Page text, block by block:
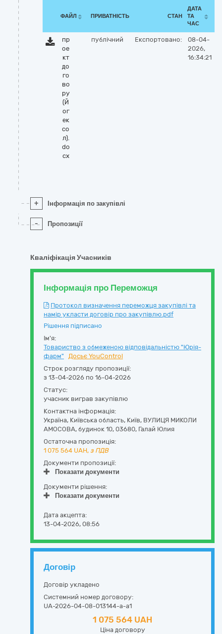
ФАЙЛ ПРИВАТНІСТЬ СТАН
ДАТА
ТА
ЧАС
пр
ое
кт
до
го
во
ру
(Й
ог
ек
со
л).
do
cx
публічний Експортовано:
08-04-
2026,
16:34:21
+ Інформація по закупівлі
- Пропозиції
Кваліфікація Учасників
Інформація про Переможця
Протокол визначення переможця закупівлі та
намір укласти договір про закупівлю.pdf
Рішення підписано
Ім'я:
Товариство з обмеженою відповідальністю "Юрія-
фарм"
Досьє YouControl
Строк розгляду пропозиції:
з 13-04-2026 по 16-04-2026
Статус:
учасник виграв закупівлю
Контактна інформація:
Україна, Київська область, Київ, ВУЛИЦЯ МИКОЛИ
АМОСОВА, будинок 10, 03680, Галай Юлия
Остаточна пропозиція:
1 075 564 UAH, з ПДВ
Документи пропозиції:
Показати документи
Документи рішення:
Показати документи
Дата акцепта:
13-04-2026, 08:56
Договір
Договір укладено
Системний номер договору:
UA-2026-04-08-013144-a-a1
1 075 564 UAH
Ціна договору